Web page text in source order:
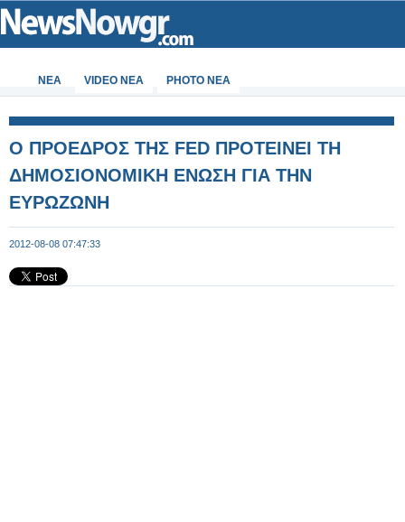
ΝΕΑ VIDEO NEA PHOTO NEA
Ο ΠΡΟΕΔΡΟΣ ΤΗΣ FED ΠΡΟΤΕΙΝΕΙ ΤΗ
ΔΗΜΟΣΙΟΝΟΜΙΚΗ ΕΝΩΣΗ ΓΙΑ ΤΗΝ
ΕΥΡΩΖΩΝΗ
2012-08-08 07:47:33